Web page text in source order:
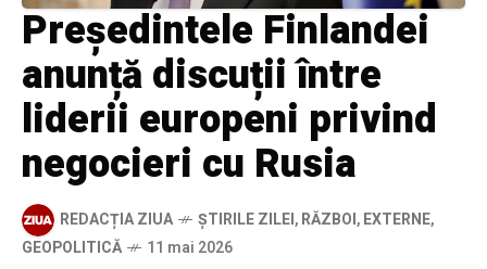
Președintele Finlandei
anunță discuții între
liderii europeni privind
negocieri cu Rusia
REDACȚIA ZIUA ȘTIRILE ZILEI,RĂZBOI,EXTERNE,
GEOPOLITICĂ
11 mai 2026